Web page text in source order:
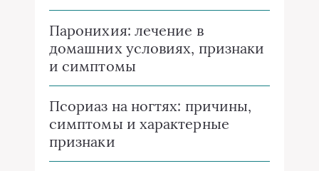
Паронихия: лечение в
домашних условиях, признаки
и симптомы
Псориаз на ногтях: причины,
симптомы и характерные
признаки